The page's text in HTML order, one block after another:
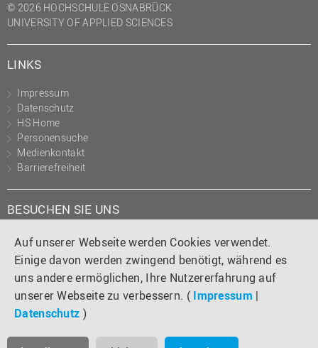
Auf unserer Webseite werden Cookies verwendet.
Einige davon werden zwingend benötigt, während es
uns andere ermöglichen, Ihre Nutzererfahrung auf
unserer Webseite zu verbessern. ( Impressum |
Datenschutz )
© 2026 HOCHSCHULE OSNABRÜCK
UNIVERSITY OF APPLIED SCIENCES
LINKS
Impressum
Datenschutz
HS Home
Personensuche
Medienkontakt
Barrierefreiheit
BESUCHEN SIE UNS
Instagram
TiktokLinkedIn
YouTube
Facebook